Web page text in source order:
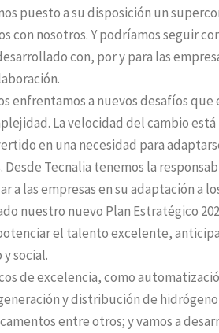
puesto a su disposición un
con nosotros. Y podríamos seguir
con, por y para las
enfrentamos a nuevos desafíos que
La velocidad del cambio
en una necesidad para
Tecnalia tenemos la
a las empresas en su adaptación a
nuestro nuevo Plan Estratégico
el talento excelente,
social.
de excelencia, como
y distribución de
entre otros; y vamos a